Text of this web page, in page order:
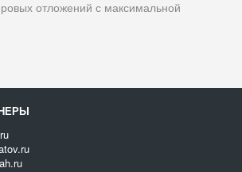
отложений с максимальной